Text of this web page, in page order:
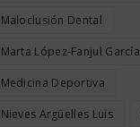
Maloclusión Dental
Marta López-Fanjul García
Medicina Deportiva
Nieves Argüelles Luis